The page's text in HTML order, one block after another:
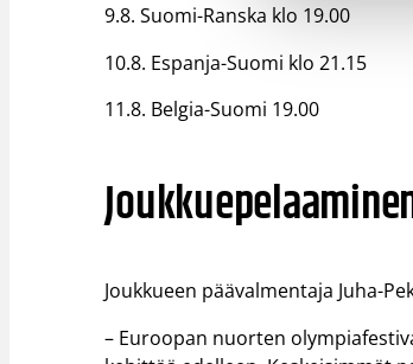
9.8. Suomi-Ranska klo 19.00
10.8. Espanja-Suomi klo 21.15
11.8. Belgia-Suomi 19.00
Joukkueen päävalmentaja Juha-
– Euroopan nuorten